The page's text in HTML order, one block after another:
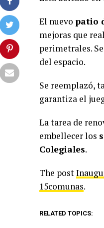
El nuevo patio
mejoras que
perimetrales.
del espacio.
Se reemplazó,
garantiza el
La tarea de
embellecer los
Colegiales.
The post
15comunas.
RELATED TOPICS: